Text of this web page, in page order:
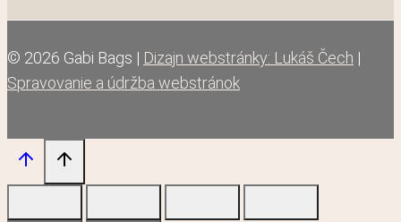
© 2026 Gabi Bags | Dizajn webstránky: Lukáš Čech |
Spravovanie a údržba webstránok